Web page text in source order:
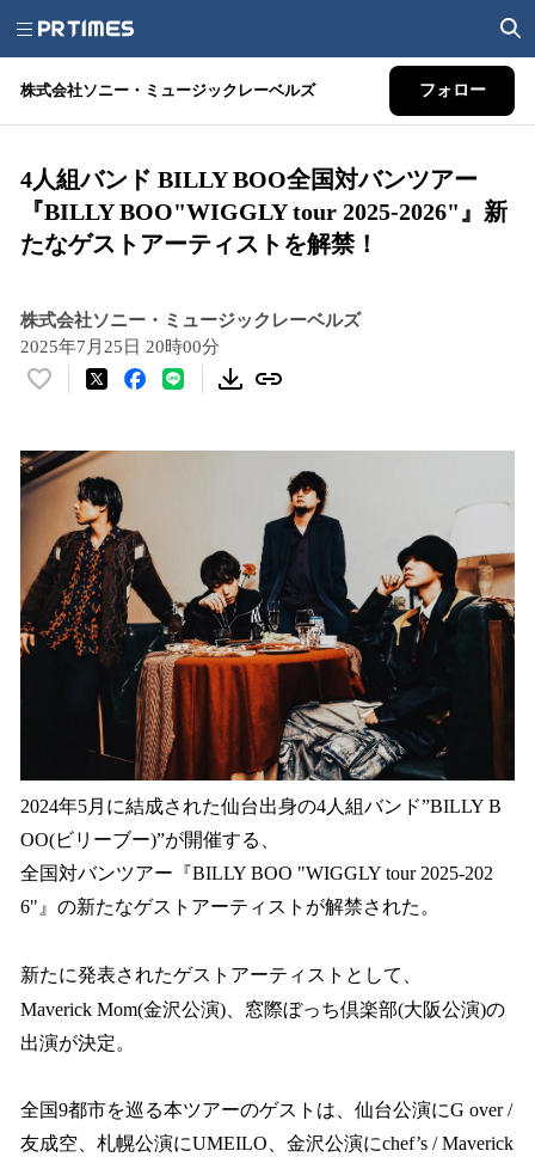
株式会社ソニー・ミュージックレーベルズ フォロー
4人組バンド BILLY BOO全国対バンツアー
『BILLY BOO"WIGGLY tour 2025-2026"』新
たなゲストアーティストを解禁！
株式会社ソニー・ミュージックレーベルズ
2025年7月25日 20時00分
い
！
数
読
み
込
み
中
2024年5月に結成された仙台出身の4人組バンド”BILLY B
OO(ビリーブー)”が開催する、
全国対バンツアー『BILLY BOO "WIGGLY tour 2025-202
6"』の新たなゲストアーティストが解禁された。
新たに発表されたゲストアーティストとして、
Maverick Mom(金沢公演)、窓際ぼっち倶楽部(大阪公演)の
出演が決定。
全国9都市を巡る本ツアーのゲストは、仙台公演にG over /
友成空、札幌公演にUMEILO、金沢公演にchef’s / Maverick